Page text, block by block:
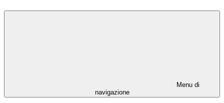
Menu di
navigazione